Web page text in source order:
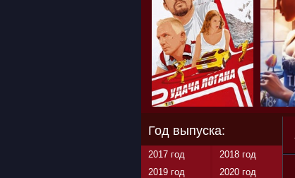
Год выпуска:
2017 год
2018 год
2019 год
2020 год